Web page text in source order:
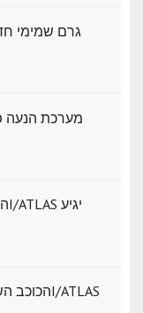
גרם שמימי
מערכת הנעה